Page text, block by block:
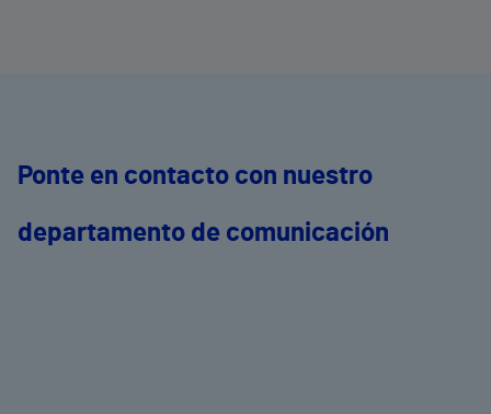
Ponte en contacto con nuestro
departamento de comunicación